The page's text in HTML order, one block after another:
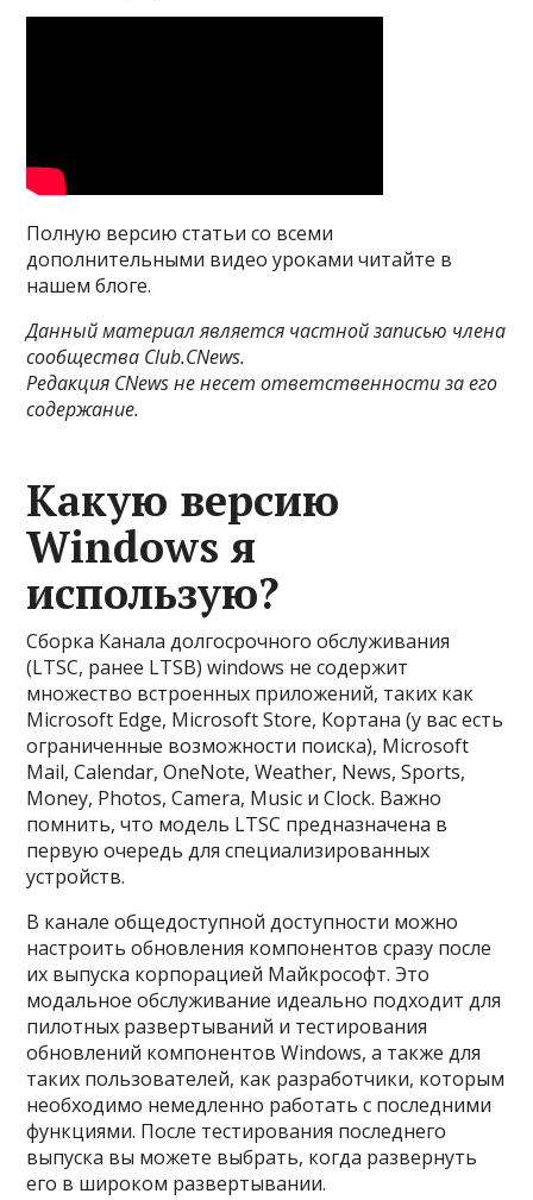
Полную версию статьи со всеми
дополнительными видео уроками читайте в
нашем блоге.
Данный материал является частной записью члена
сообщества Club.CNews.
Редакция CNews не несет ответственности за его
содержание.
Какую версию
Windows я
использую?
Сборка Канала долгосрочного обслуживания
(LTSC, ранее LTSB) windows не содержит
множество встроенных приложений, таких как
Microsoft Edge, Microsoft Store, Кортана (у вас есть
ограниченные возможности поиска), Microsoft
Mail, Calendar, OneNote, Weather, News, Sports,
Money, Photos, Camera, Music и Clock. Важно
помнить, что модель LTSC предназначена в
первую очередь для специализированных
устройств.
В канале общедоступной доступности можно
настроить обновления компонентов сразу после
их выпуска корпорацией Майкрософт. Это
модальное обслуживание идеально подходит для
пилотных развертываний и тестирования
обновлений компонентов Windows, а также для
таких пользователей, как разработчики, которым
необходимо немедленно работать с последними
функциями. После тестирования последнего
выпуска вы можете выбрать, когда развернуть
его в широком развертывании.